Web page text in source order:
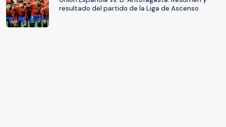
resultado del partido de la Liga de Ascenso